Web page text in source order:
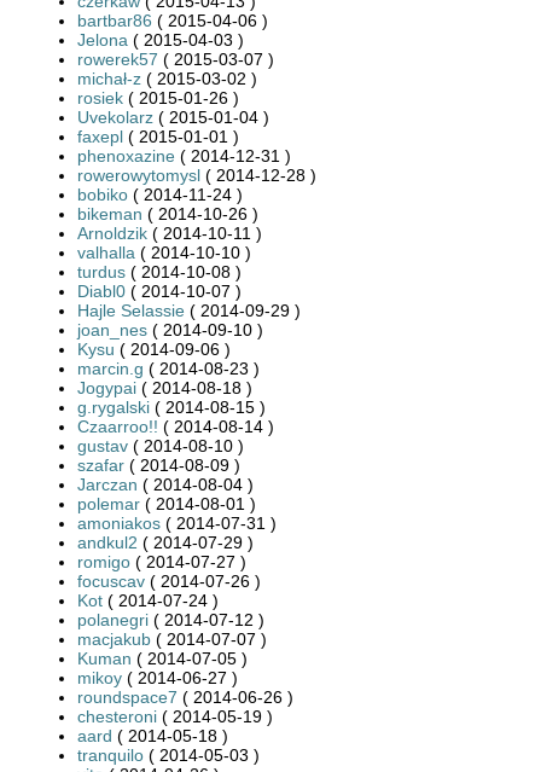
bartbar86 ( 2015-04-06 )
Jelona ( 2015-04-03 )
rowerek57 ( 2015-03-07 )
michał-z ( 2015-03-02 )
rosiek ( 2015-01-26 )
Uvekolarz ( 2015-01-04 )
faxepl ( 2015-01-01 )
phenoxazine ( 2014-12-31 )
rowerowytomysl ( 2014-12-28 )
bobiko ( 2014-11-24 )
bikeman ( 2014-10-26 )
Arnoldzik ( 2014-10-11 )
valhalla ( 2014-10-10 )
turdus ( 2014-10-08 )
Diabl0 ( 2014-10-07 )
Hajle Selassie ( 2014-09-29 )
joan_nes ( 2014-09-10 )
Kysu ( 2014-09-06 )
marcin.g ( 2014-08-23 )
Jogypai ( 2014-08-18 )
g.rygalski ( 2014-08-15 )
Czaarroo!! ( 2014-08-14 )
gustav ( 2014-08-10 )
szafar ( 2014-08-09 )
Jarczan ( 2014-08-04 )
polemar ( 2014-08-01 )
amoniakos ( 2014-07-31 )
andkul2 ( 2014-07-29 )
romigo ( 2014-07-27 )
focuscav ( 2014-07-26 )
Kot ( 2014-07-24 )
polanegri ( 2014-07-12 )
macjakub ( 2014-07-07 )
Kuman ( 2014-07-05 )
mikoy ( 2014-06-27 )
roundspace7 ( 2014-06-26 )
chesteroni ( 2014-05-19 )
aard ( 2014-05-18 )
tranquilo ( 2014-05-03 )